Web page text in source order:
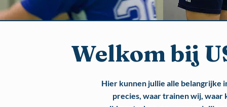
Hier kunnen jullie alle belangrijke
precies, waar trainen wij,
Welkom bij